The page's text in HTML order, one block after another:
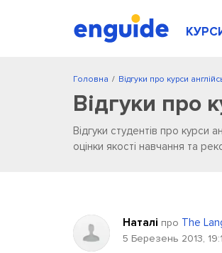
/
Головна Відгуки про курси
Відгуки про
Відгуки студентів про курси
оцінки якості навчання та
Наталі про The
5 Березень 2013,